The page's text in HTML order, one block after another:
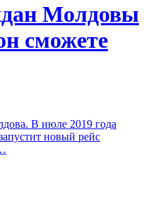
Молдовы
сможете
В июле 2019 года
новый рейс